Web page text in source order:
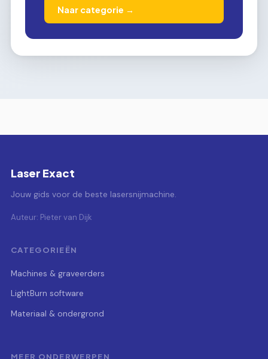
Naar categorie →
Laser Exact
Jouw gids voor de beste lasersnijmachine.
Auteur: Pieter van Dijk
CATEGORIEËN
Machines & graveerders
LightBurn software
Materiaal & ondergrond
MEER ONDERWERPEN